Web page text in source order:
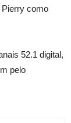
Pierry como
52.1 digital,
pelo